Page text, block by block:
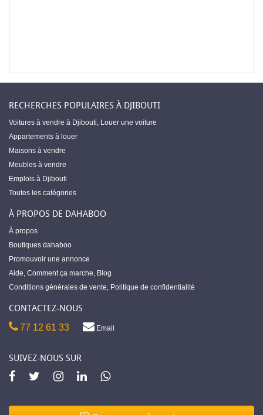
RECHERCHES POPULAIRES À DJIBOUTI
Voitures à vendre à Djibouti, Louer une voiture
Appartements à louer
Maisons à vendre
Meubles à vendre
Emplois à Djibouti
Toutes les catégories
À PROPOS DE DAHABOO
À propos
Boutiques dahaboo
Promouvoir une annonce
Aide, Comment ça marche, Blog
Conditions générales de vente, Politique de confidentialité
CONTACTEZ-NOUS
77 12 61 33 Email
SUIVEZ-NOUS SUR